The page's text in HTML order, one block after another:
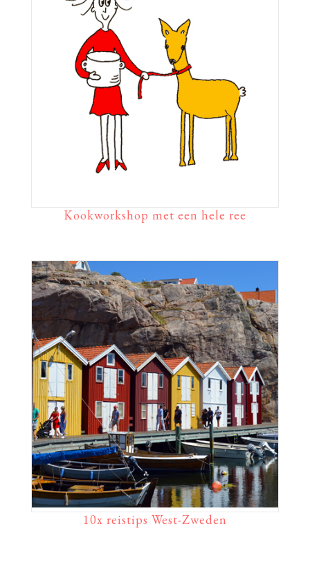
Kookworkshop met een hele ree
10x reistips West-Zweden